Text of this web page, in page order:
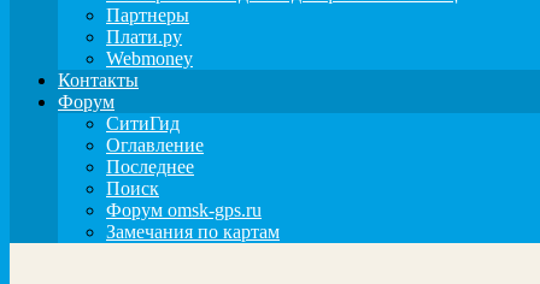
Партнеры
Плати.ру
Webmoney
Контакты
Форум
СитиГид
Оглавление
Последнее
Поиск
Форум omsk-gps.ru
Замечания по картам